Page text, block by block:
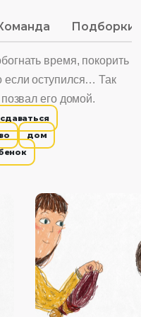
Подборки
время, покорить
если оступился… Так
его домой.
дом